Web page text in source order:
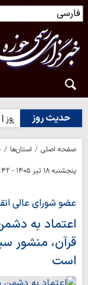
حدیث روز
حدیث روز |
صفحه اصلی استان‌ها
پنجشنبه ۱۸ تیر ۱۴۰۵ - ۰۹:۴۲
عضو شورای عالی
اعتماد به
قرآن، منشور
است